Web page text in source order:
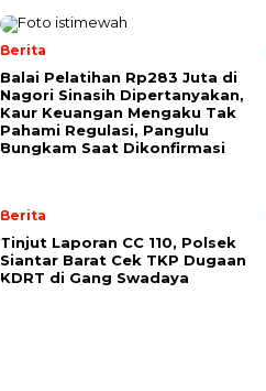
Berita
Balai Pelatihan Rp283 Juta di
Nagori Sinasih Dipertanyakan,
Kaur Keuangan Mengaku Tak
Pahami Regulasi, Pangulu
Bungkam Saat Dikonfirmasi
Berita
Tinjut Laporan CC 110, Polsek
Siantar Barat Cek TKP Dugaan
KDRT di Gang Swadaya